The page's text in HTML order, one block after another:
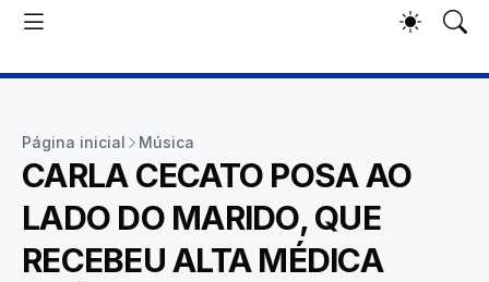
Página inicial Música
CARLA CECATO POSA AO
LADO DO MARIDO, QUE
RECEBEU ALTA MÉDICA